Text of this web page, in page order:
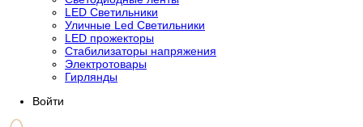
LED Светильники
Уличные Led Светильники
LED прожекторы
Стабилизаторы напряжения
Электротовары
Гирлянды
Войти